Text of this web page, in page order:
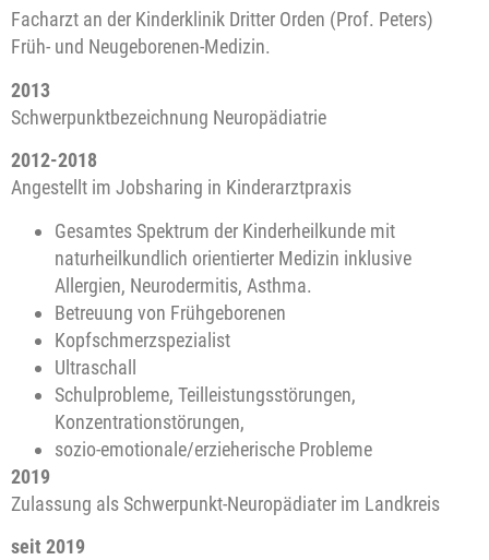
Facharzt an der Kinderklinik Dritter Orden (Prof. Peters)
Früh- und Neugeborenen-Medizin.
2013
Schwerpunktbezeichnung Neuropädiatrie
2012-2018
Angestellt im Jobsharing in Kinderarztpraxis
Gesamtes Spektrum der Kinderheilkunde mit
naturheilkundlich orientierter Medizin inklusive
Allergien, Neurodermitis, Asthma.
Betreuung von Frühgeborenen
Kopfschmerzspezialist
Ultraschall
Schulprobleme, Teilleistungsstörungen,
Konzentrationstörungen,
sozio-emotionale/erzieherische Probleme
2019
Zulassung als Schwerpunkt-Neuropädiater im Landkreis
seit 2019